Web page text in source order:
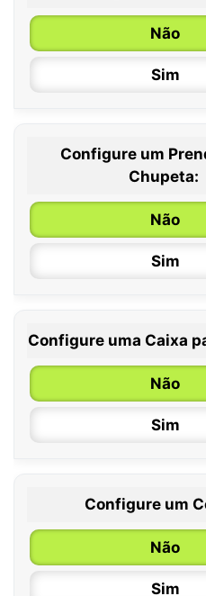
Não
Sim
0 / 6
6 / 36
Configure um
Chupeta:
Não
Sim
Configure uma Caixa
Não
Sim
Configure um
Não
Sim